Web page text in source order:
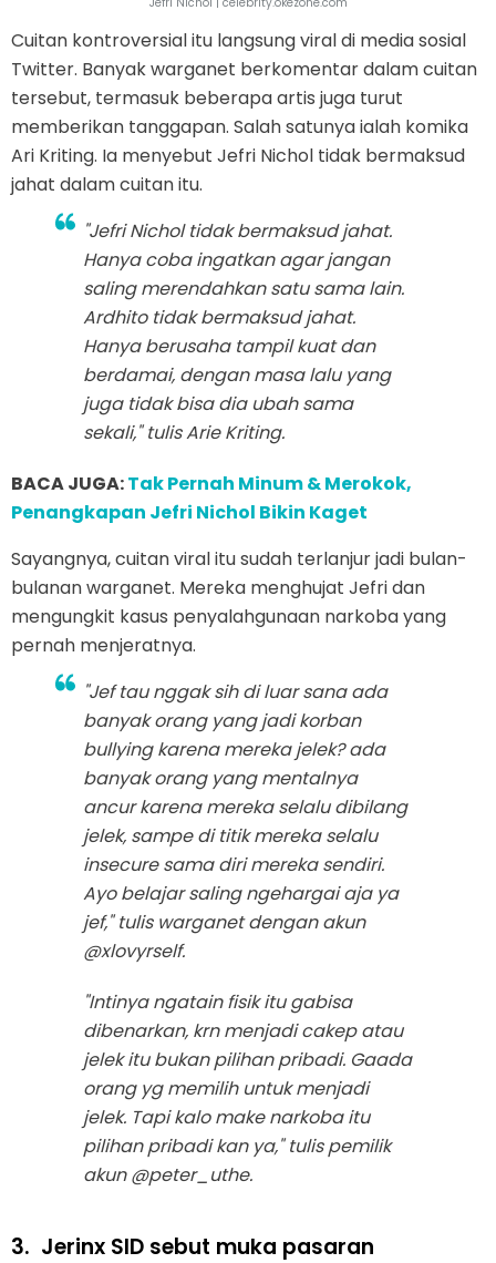
Cuitan kontroversial itu langsung viral di media sosial
Twitter. Banyak warganet berkomentar dalam cuitan
tersebut, termasuk beberapa artis juga turut
memberikan tanggapan. Salah satunya ialah komika
Ari Kriting. Ia menyebut Jefri Nichol tidak bermaksud
jahat dalam cuitan itu.
"Jefri Nichol tidak bermaksud jahat.
Hanya coba ingatkan agar jangan
saling merendahkan satu sama lain.
Ardhito tidak bermaksud jahat.
Hanya berusaha tampil kuat dan
berdamai, dengan masa lalu yang
juga tidak bisa dia ubah sama
sekali," tulis Arie Kriting.
BACA JUGA:Tak Pernah Minum & Merokok,
Penangkapan Jefri Nichol Bikin Kaget
Sayangnya, cuitan viral itu sudah terlanjur jadi bulan-
bulanan warganet. Mereka menghujat Jefri dan
mengungkit kasus penyalahgunaan narkoba yang
pernah menjeratnya.
"Jef tau nggak sih di luar sana ada
banyak orang yang jadi korban
bullying karena mereka jelek? ada
banyak orang yang mentalnya
ancur karena mereka selalu dibilang
jelek, sampe di titik mereka selalu
insecure sama diri mereka sendiri.
Ayo belajar saling ngehargai aja ya
jef," tulis warganet dengan akun
@xlovyrself.
"Intinya ngatain fisik itu gabisa
dibenarkan, krn menjadi cakep atau
jelek itu bukan pilihan pribadi. Gaada
orang yg memilih untuk menjadi
jelek. Tapi kalo make narkoba itu
pilihan pribadi kan ya," tulis pemilik
akun @peter_uthe.
3. Jerinx SID sebut muka pasaran